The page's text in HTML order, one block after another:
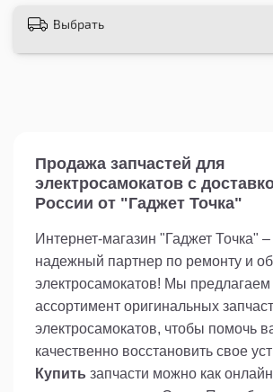
Выбрать
Продажа запчастей для
электросамокатов с
России от "Гаджет Точка"
Интернет-магазин "Гаджет Точка"
надежный партнер по ремонту и
электросамокатов! Мы
ассортимент оригинальных
электросамокатов, чтобы помочь
качественно восстановить свое
Купить запчасти можно как